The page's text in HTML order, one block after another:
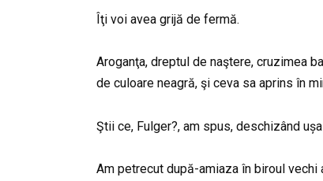
Îţi voi avea grijă de fermă.
Aroganţa, dreptul de naştere, cruzimea
de culoare neagră, şi ceva sa aprins în
Ştii ce, Fulger?, am spus, deschizând
Am petrecut după-amiaza în biroul vechi